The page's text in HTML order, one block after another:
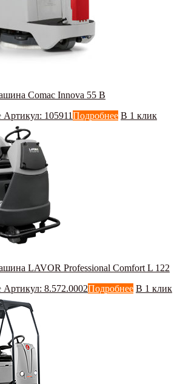
Comac Innova 55 B
Артикул: 105911Подробнее В 1 клик
LAVOR Professional Comfort L 122
Артикул: 8.572.0002Подробнее В 1 клик